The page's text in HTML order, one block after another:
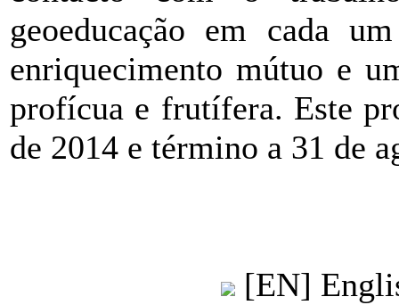
geoeducação em cada
enriquecimento mútuo e
profícua e frutífera. Este
de 2014 e término a 31 de
[EN]